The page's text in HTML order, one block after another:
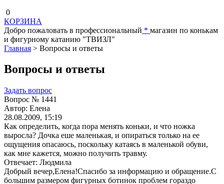
0
КОРЗИНА
Добро пожаловать в профессиональный * магазин по конькам
и фигурному катанию "ТВИЗЛ"
Главная > Вопросы и ответы
Вопросы и ответы
Задать вопрос
Вопрос № 1441
Автор: Елена
28.08.2009, 15:19
Как определить, когда пора менять коньки, и что ножка
выросла? Дочка еше маленькая, и опираться только на ее
ощущения опасаюсь, поскольку катаясь в маленькой обуви,
как мне кажется, можно получить травму.
Отвечает: Людмила
Добрый вечер,Елена!Спасибо за информацию и обращение.С
большим размером фигурных ботинок проблем гораздо